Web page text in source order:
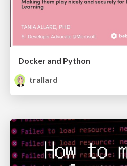
Docker and Python
trallard